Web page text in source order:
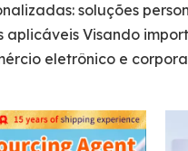
soluções
​​Visando
eletrônico e